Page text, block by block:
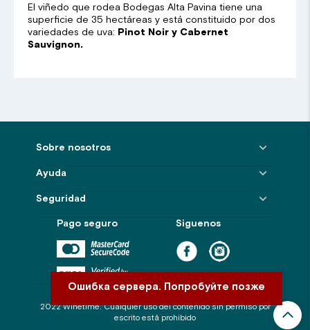
El viñedo que rodea Bodegas Alta Pavina tiene una
superficie de 35 hectáreas y está constituido por dos
variedades de uva: Pinot Noir y Cabernet
Sauvignon.
Sobre nosotros
Ayuda
Seguridad
Pago seguro
Siguenos
2022 Winetime. Cualquier uso del contenido sin permiso por
escrito está prohibido
Ошибка сервера. Попробуйте позже